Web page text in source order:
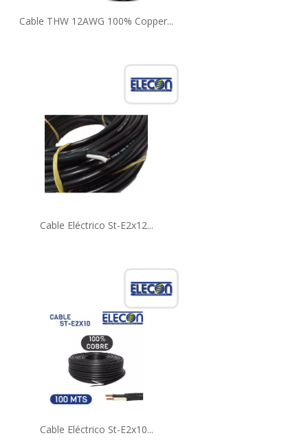
Cable THW 12AWG 100% Copper...
Cable Eléctrico St-E2x12...
Cable Eléctrico St-E2x10...